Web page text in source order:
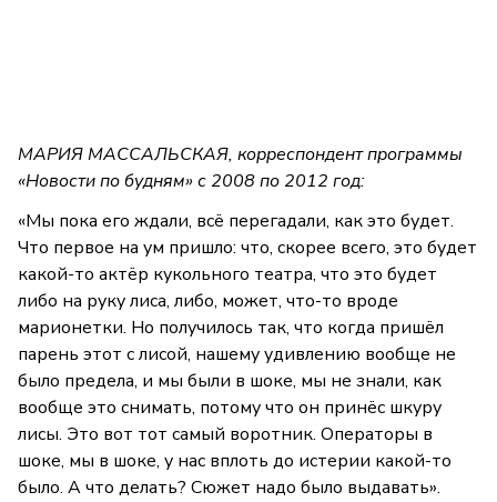
МАРИЯ МАССАЛЬСКАЯ, корреспондент программы
«Новости по будням» с 2008 по 2012 год:
«Мы пока его ждали, всё перегадали, как это будет.
Что первое на ум пришло: что, скорее всего, это будет
какой-то актёр кукольного театра, что это будет
либо на руку лиса, либо, может, что-то вроде
марионетки. Но получилось так, что когда пришёл
парень этот с лисой, нашему удивлению вообще не
было предела, и мы были в шоке, мы не знали, как
вообще это снимать, потому что он принёс шкуру
лисы. Это вот тот самый воротник. Операторы в
шоке, мы в шоке, у нас вплоть до истерии какой-то
было. А что делать? Сюжет надо было выдавать».